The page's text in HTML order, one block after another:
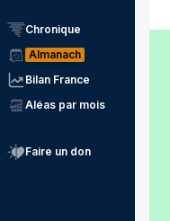
Chronique
Almanach
Bilan France
Aléas par mois
Faire un don